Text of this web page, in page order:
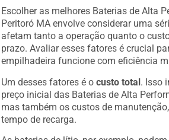
Escolher as melhores Baterias de Alta
Peritoró MA envolve considerar uma
afetam tanto a operação quanto o
prazo. Avaliar esses fatores é crucial
empilhadeira funcione com eficiência
Um desses fatores é o
custo total . Isso
preço inicial das Baterias de Alta
mas também os custos de manutenção,
tempo de recarga.
As baterias de lítio, por exemplo,